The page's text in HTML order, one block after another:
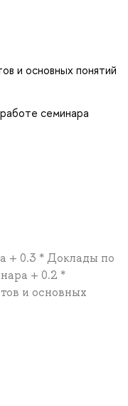
и основных понятий
семинара
+ 0.3 * Доклады по
+ 0.2 *
и основных